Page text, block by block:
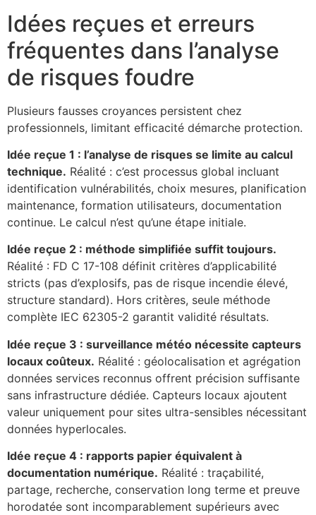
Idées reçues et erreurs
fréquentes dans l’analyse
de risques foudre
Plusieurs fausses croyances persistent chez
professionnels, limitant efficacité démarche protection.
Idée reçue 1 : l’analyse de risques se limite au calcul
technique. Réalité : c’est processus global incluant
identification vulnérabilités, choix mesures, planification
maintenance, formation utilisateurs, documentation
continue. Le calcul n’est qu’une étape initiale.
Idée reçue 2 : méthode simplifiée suffit toujours.
Réalité : FD C 17-108 définit critères d’applicabilité
stricts (pas d’explosifs, pas de risque incendie élevé,
structure standard). Hors critères, seule méthode
complète IEC 62305-2 garantit validité résultats.
Idée reçue 3 : surveillance météo nécessite capteurs
locaux coûteux. Réalité : géolocalisation et agrégation
données services reconnus offrent précision suffisante
sans infrastructure dédiée. Capteurs locaux ajoutent
valeur uniquement pour sites ultra-sensibles nécessitant
données hyperlocales.
Idée reçue 4 : rapports papier équivalent à
documentation numérique. Réalité : traçabilité,
partage, recherche, conservation long terme et preuve
horodatée sont incomparablement supérieurs avec